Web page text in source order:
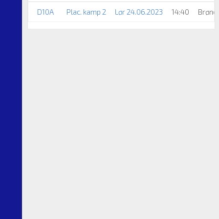
D10A Plac. kamp 2 Lør 24.06.2023 14:40